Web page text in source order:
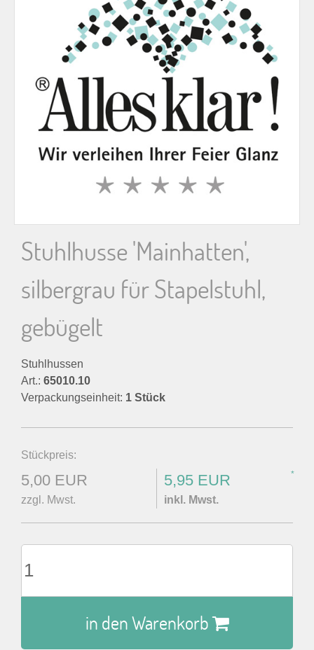
a
h
Stuhlhusse 'Mainhatten',
silbergrau für Stapelstuhl,
gebügelt
Stuhlhussen
Art.: 65010.10
Verpackungseinheit: 1 Stück
Stückpreis:
5,00 EUR
zzgl. Mwst.
5,95 EUR *
inkl. Mwst.
in den Warenkorb